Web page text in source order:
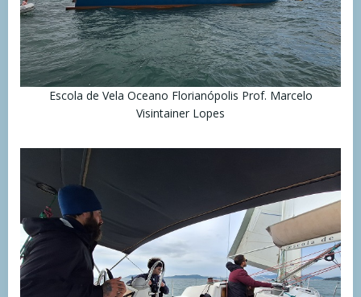
Escola de Vela Oceano Florianópolis Prof. Marcelo
Visintainer Lopes